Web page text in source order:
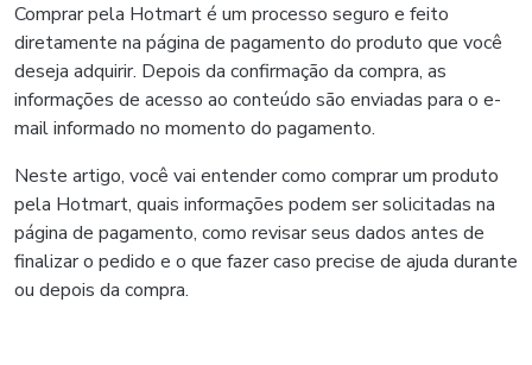
Comprar pela Hotmart é um processo seguro e feito
diretamente na página de pagamento do produto que você
deseja adquirir. Depois da confirmação da compra, as
informações de acesso ao conteúdo são enviadas para o e-
mail informado no momento do pagamento.
Neste artigo, você vai entender como comprar um produto
pela Hotmart, quais informações podem ser solicitadas na
página de pagamento, como revisar seus dados antes de
finalizar o pedido e o que fazer caso precise de ajuda durante
ou depois da compra.